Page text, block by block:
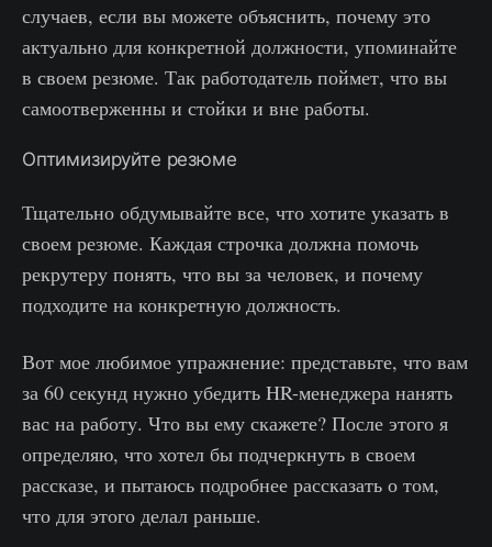
случаев, если вы можете объяснить, почему это
актуально для конкретной должности, упоминайте
в своем резюме. Так работодатель поймет, что вы
самоотверженны и стойки и вне работы.
Оптимизируйте резюме
Тщательно обдумывайте все, что хотите указать в
своем резюме. Каждая строчка должна помочь
рекрутеру понять, что вы за человек, и почему
подходите на конкретную должность.
Вот мое любимое упражнение: представьте, что вам
за 60 секунд нужно убедить HR-менеджера нанять
вас на работу. Что вы ему скажете? После этого я
определяю, что хотел бы подчеркнуть в своем
рассказе, и пытаюсь подробнее рассказать о том,
что для этого делал раньше.